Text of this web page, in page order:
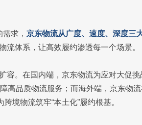
求， 京东物流从广度、速度、深度三
流体系，让高效履约渗透每一个场景。
容。在国内端，京东物流为应对大促
高品质物流服务；而海外端，京东物
境物流筑牢“本土化”履约根基。